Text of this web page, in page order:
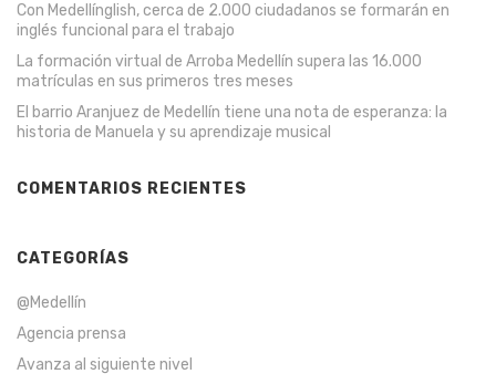
Con Medellínglish, cerca de 2.000 ciudadanos se formarán en
inglés funcional para el trabajo
La formación virtual de Arroba Medellín supera las 16.000
matrículas en sus primeros tres meses
El barrio Aranjuez de Medellín tiene una nota de esperanza: la
historia de Manuela y su aprendizaje musical
COMENTARIOS RECIENTES
CATEGORÍAS
@Medellín
Agencia prensa
Avanza al siguiente nivel